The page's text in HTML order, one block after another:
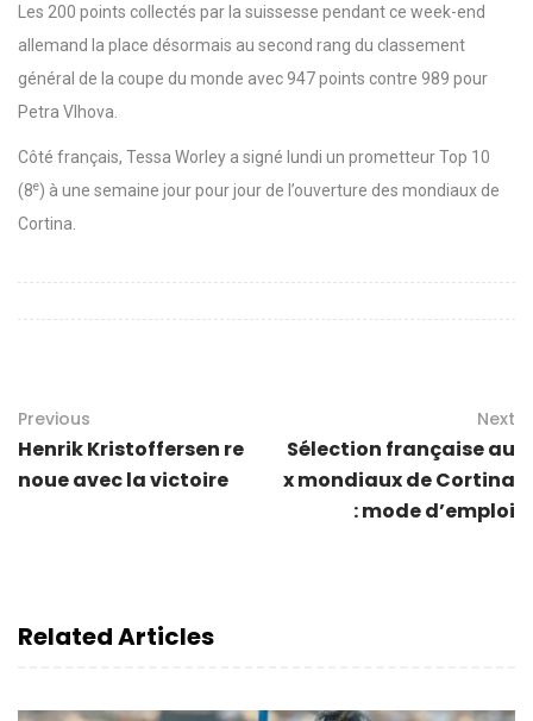
Les 200 points collectés par la suissesse pendant ce week-end
allemand la place désormais au second rang du classement
général de la coupe du monde avec 947 points contre 989 pour
Petra Vlhova.
Côté français, Tessa Worley a signé lundi un prometteur Top 10
(8e) à une semaine jour pour jour de l’ouverture des mondiaux de
Cortina.
Previous
Henrik Kristoffersen re
noue avec la victoire
Next
Sélection française au
x mondiaux de Cortina
: mode d’emploi
Related Articles